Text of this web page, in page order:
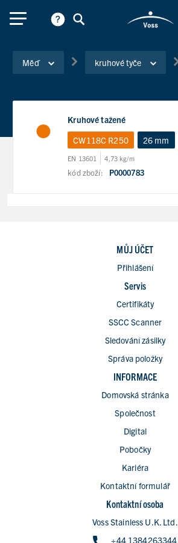
Měď kruhové tyče
Kruhové tažené
CW118C R250
26 mm
EN 13601 4,73 kg/m
kód zboží: P0000783
MŮJ ÚČET
Přihlášení
Servis
Certifikáty
SSCC Scanner
Sledování zásilky
Správa položky
INFORMACE
Domovská stránka
Společnost
Digital
Pobočky
Kariéra
Kontaktní formulář
Kontaktní osoba
Voss Stainless U.K. Ltd.
+44 1384263344